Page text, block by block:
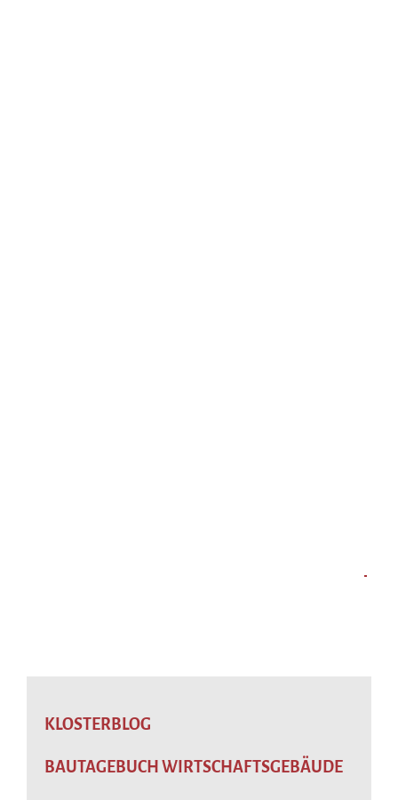
KLOSTERBLOG
BAUTAGEBUCH WIRTSCHAFTSGEBÄUDE